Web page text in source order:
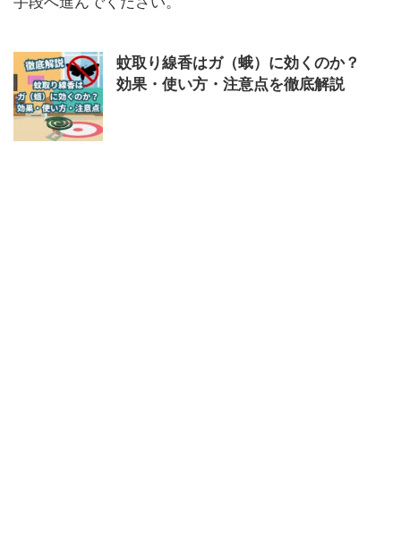
蚊取り線香はガ（蛾）に効くのか？
効果・使い方・注意点を徹底解説